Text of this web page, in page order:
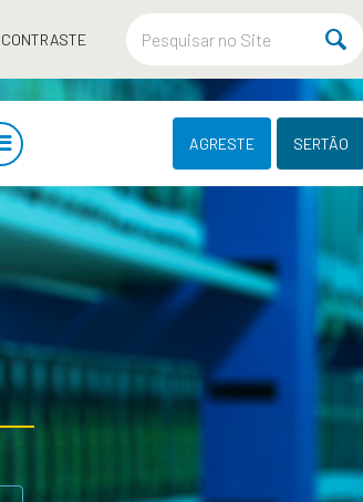
CONTRASTE
AGRESTE SERTÃO